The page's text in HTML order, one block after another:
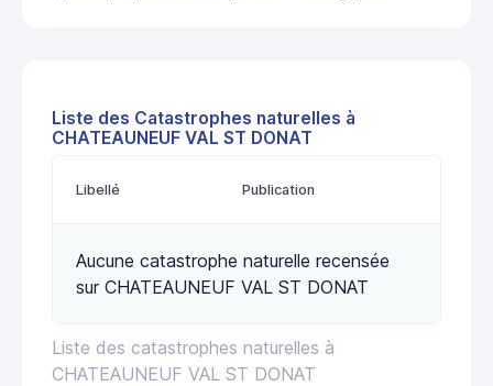
Liste des Catastrophes naturelles à
CHATEAUNEUF VAL ST DONAT
Liste des catastrophes naturelles à
CHATEAUNEUF VAL ST DONAT
Libellé Publication
Aucune catastrophe naturelle recensée
sur CHATEAUNEUF VAL ST DONAT